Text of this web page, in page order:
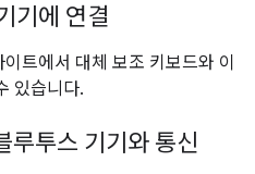
기에 연결
트에서 대체 보조 키보드와 이
있습니다.
루투스 기기와 통신